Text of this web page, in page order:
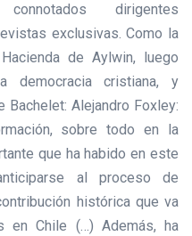
dirigentes
exclusivas. Como la
de Aylwin, luego
democracia cristiana, y
Alejandro Foxley:
sobre todo en la
que ha habido en este
al proceso de
histórica que va
en Chile (…) Además, ha